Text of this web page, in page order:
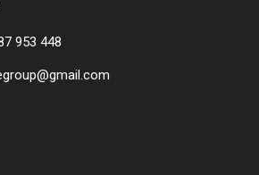
953 448